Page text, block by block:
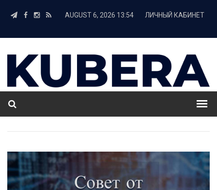
AUGUST 6, 2026 13:54 ЛИЧНЫЙ КАБИНЕТ